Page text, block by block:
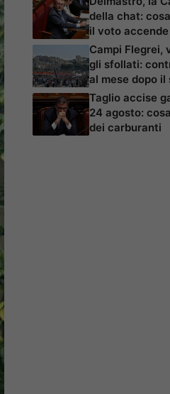
della chat:
il voto
Campi Flegrei,
gli sfollati:
al mese dopo il
Taglio accise
24 agosto:
dei carburanti